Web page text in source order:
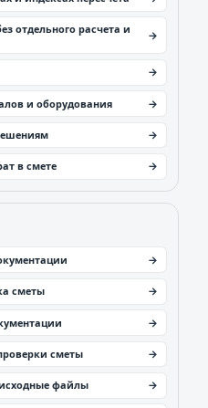
отдельного расчета и
и оборудования
в смете
сметы
сметы
файлы